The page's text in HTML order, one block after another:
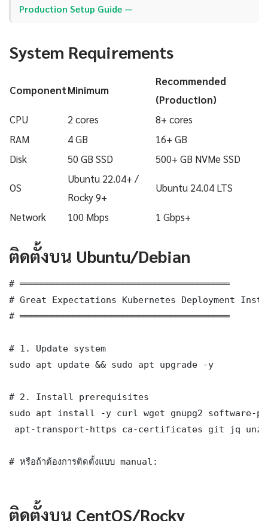
Production Setup Guide —
System Requirements
ComponentMinimum
Recommended
(Production)
CPU
2 cores
8+ cores
RAM
4 GB
16+ GB
Disk
50 GB SSD 500+ GB NVMe SSD
OS
Ubuntu 22.04+ /
Rocky 9+
Ubuntu 24.04 LTS
Network 100 Mbps 1 Gbps+
ติดตั้งบน Ubuntu/Debian
# ═══════════════════════════════════════
# Great Expectations Kubernetes Deployment
# ═══════════════════════════════════════
# 1. Update system
sudo apt update && sudo apt upgrade -y
# 2. Install prerequisites
sudo apt install -y curl wget gnupg2 software-
apt-transport-https ca-certificates git jq
# หรือถ้าต้องการติดตั้งแบบ manual:
ติดตั้งบน CentOS/Rocky